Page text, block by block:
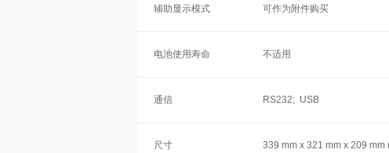
辅助显示模式 可作为附件购买
电池使用寿命 不适用
通信 RS232; USB
尺寸 339 mm x 321 mm x 209 mm